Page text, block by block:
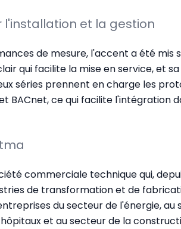
l'installation et la gestion
de mesure, l'accent a été mis
qui facilite la mise en service, et
séries prennent en charge les
BACnet, ce qui facilite l'intégration
commerciale technique qui,
de transformation et de
du secteur de l'énergie,
et au secteur de la